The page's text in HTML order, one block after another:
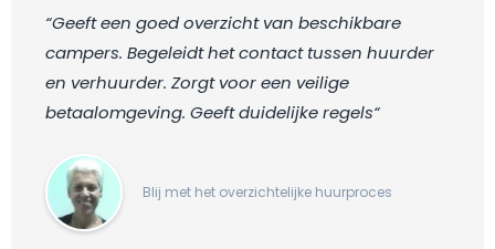
“Geeft een goed overzicht van beschikbare
campers. Begeleidt het contact tussen huurder
en verhuurder. Zorgt voor een veilige
betaalomgeving. Geeft duidelijke regels“
Blij met het overzichtelijke huurproces